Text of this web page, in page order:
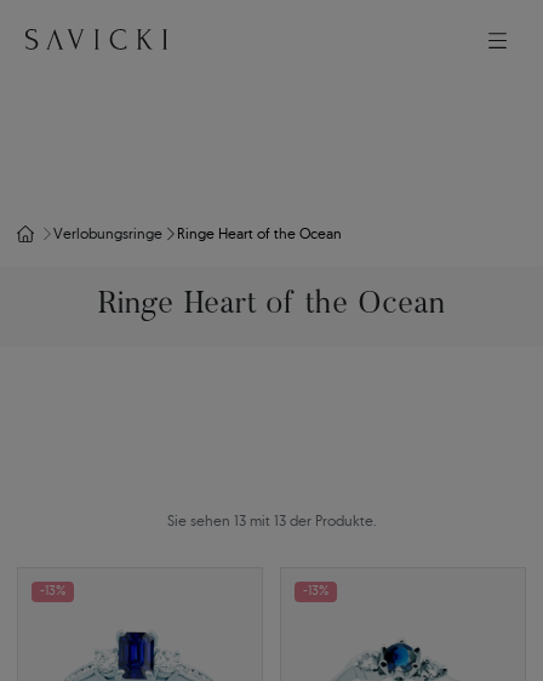
Verlobungsringe Ringe Heart of the Ocean
Ringe Heart of the Ocean
Sie sehen 13 mit 13 der Produkte.
-13% -13%